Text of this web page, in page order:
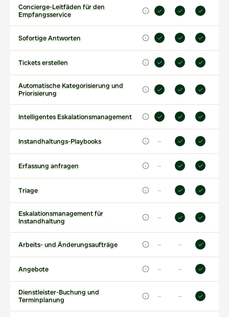
Concierge-Leitfäden für den
Empfangsservice
Sofortige Antworten
Tickets erstellen
Automatische Kategorisierung und
Priorisierung
Intelligentes Eskalationsmanagement
Instandhaltungs-Playbooks –
Erfassung anfragen –
Triage –
Eskalationsmanagement für
Instandhaltung
–
Arbeits- und Änderungsaufträge – –
Angebote – –
Dienstleister-Buchung und
Terminplanung
– –